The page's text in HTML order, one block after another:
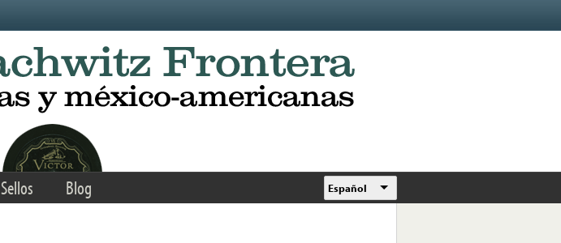
Sellos Blog Español